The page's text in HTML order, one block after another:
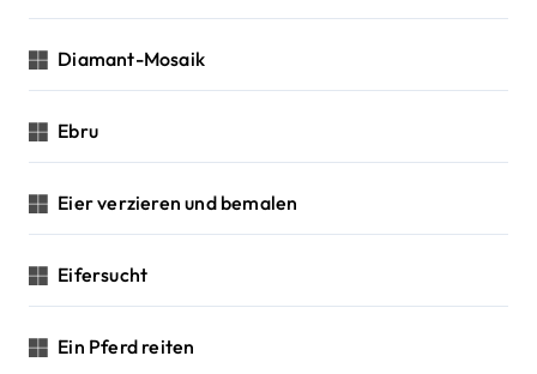
Diamant-Mosaik
Ebru
Eier verzieren und bemalen
Eifersucht
Ein Pferd reiten